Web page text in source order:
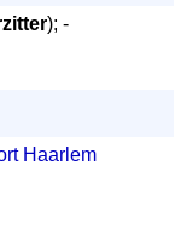
); -
Haarlem